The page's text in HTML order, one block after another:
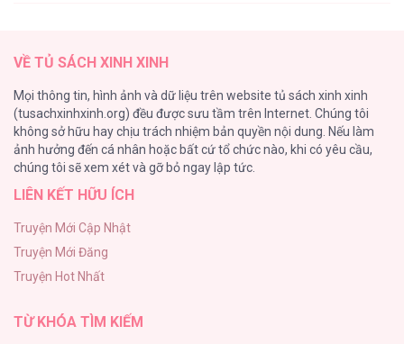
36
Tuyển Tập Manhwa Ngắn Bạo Dăm
34
Khế Ước Hôn Nhân Của Mẹ Tôi
Bạn Của Em Trai
33
VỀ TỦ SÁCH XINH XINH
Mọi thông tin, hình ảnh và dữ liệu trên website tủ sách xinh xinh
(tusachxinhxinh.org) đều được sưu tầm trên Internet. Chúng tôi
không sở hữu hay chịu trách nhiệm bản quyền nội dung. Nếu làm
ảnh hưởng đến cá nhân hoặc bất cứ tổ chức nào, khi có yêu cầu,
chúng tôi sẽ xem xét và gỡ bỏ ngay lập tức.
LIÊN KẾT HỮU ÍCH
Truyện Mới Cập Nhật
Truyện Mới Đăng
Truyện Hot Nhất
TỪ KHÓA TÌM KIẾM